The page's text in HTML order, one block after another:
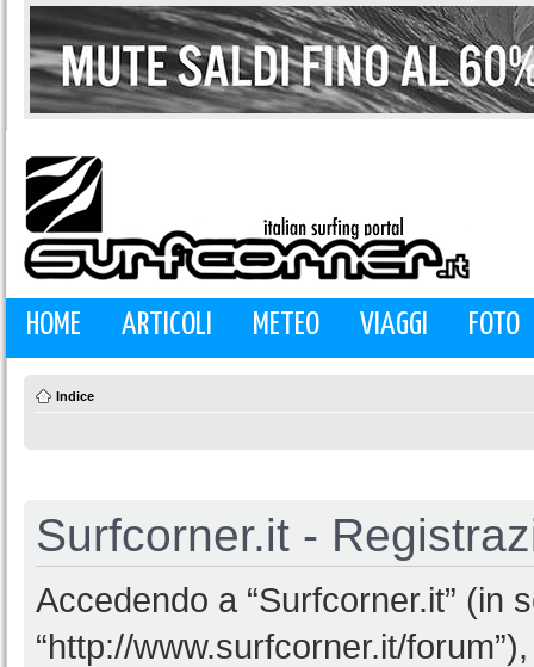
HOME ARTICOLI METEO VIAGGI FOTO
Indice
Surfcorner.it -
Accedendo a “Surfcorner.it” (in
“http://www.surfcorner.it/